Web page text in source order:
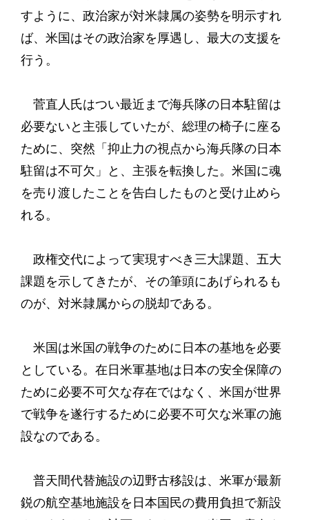
すように、政治家が対米隷属の姿勢を明示すれ
ば、米国はその政治家を厚遇し、最大の支援を
行う。
菅直人氏はつい最近まで海兵隊の日本駐留は
必要ないと主張していたが、総理の椅子に座る
ために、突然「抑止力の視点から海兵隊の日本
駐留は不可欠」と、主張を転換した。米国に魂
を売り渡したことを告白したものと受け止めら
れる。
政権交代によって実現すべき三大課題、五大
課題を示してきたが、その筆頭にあげられるも
のが、対米隷属からの脱却である。
米国は米国の戦争のために日本の基地を必要
としている。在日米軍基地は日本の安全保障の
ために必要不可欠な存在ではなく、米国が世界
で戦争を遂行するために必要不可欠な米軍の施
設なのである。
普天間代替施設の辺野古移設は、米軍が最新
鋭の航空基地施設を日本国民の費用負担で新設